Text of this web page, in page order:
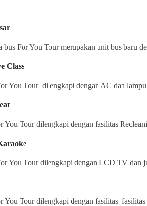
bus For You Tour merupakan unit bus baru
Class
You Tour dilengkapi dengan AC dan
You Tour dilengkapi dengan fasilitas
You Tour dilengkapi dengan LCD TV dan
You Tour dilengkapi dengan fasilitas